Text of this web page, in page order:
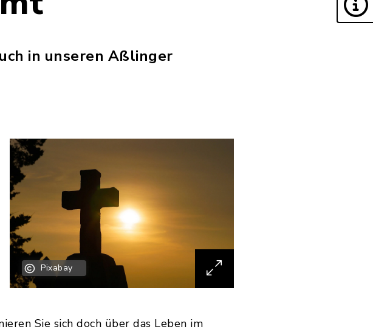
in unseren Aßlinger
Pixabay
Sie sich doch über das Leben im